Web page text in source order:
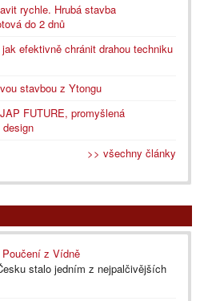
rychle. Hrubá stavba
do 2 dnů
efektivně chránit drahou techniku
stavbou z Ytongu
FUTURE, promyšlená
>> všechny články
z Vídně
stalo jedním z nejpalčivějších